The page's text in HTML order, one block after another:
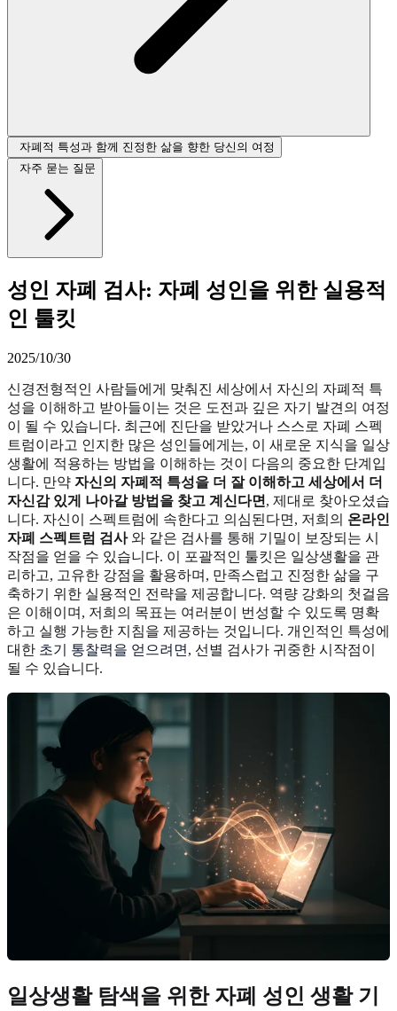
자폐적 특성과 함께 진정한 삶을 향한 당신의 여정
자주 묻는 질문
성인 자폐 검사: 자폐 성인을 위한 실용적
인 툴킷
2025/10/30
신경전형적인 사람들에게 맞춰진 세상에서 자신의 자폐적 특
성을 이해하고 받아들이는 것은 도전과 깊은 자기 발견의 여정
이 될 수 있습니다. 최근에 진단을 받았거나 스스로 자폐 스펙
트럼이라고 인지한 많은 성인들에게는, 이 새로운 지식을 일상
생활에 적용하는 방법을 이해하는 것이 다음의 중요한 단계입
니다. 만약 자신의 자폐적 특성을 더 잘 이해하고 세상에서 더
자신감 있게 나아갈 방법을 찾고 계신다면 , 제대로 찾아오셨습
니다. 자신이 스펙트럼에 속한다고 의심된다면, 저희의 온라인
자폐 스펙트럼 검사와 같은 검사를 통해 기밀이 보장되는 시
작점을 얻을 수 있습니다. 이 포괄적인 툴킷은 일상생활을 관
리하고, 고유한 강점을 활용하며, 만족스럽고 진정한 삶을 구
축하기 위한 실용적인 전략을 제공합니다. 역량 강화의 첫걸음
은 이해이며, 저희의 목표는 여러분이 번성할 수 있도록 명확
하고 실행 가능한 지침을 제공하는 것입니다. 개인적인 특성에
대한 초기 통찰력을 얻으려면 , 선별 검사가 귀중한 시작점이
될 수 있습니다.
일상생활 탐색을 위한 자폐 성인 생활 기